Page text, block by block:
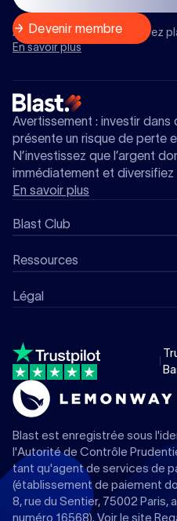
Après l’inscription, vous serez
En savoir plus
Avertissement : investir
présente un risque de perte
N’investissez que l’argent
immédiatement et
En savoir plus
Blast Club
Ressources
Légal
Blast est enregistrée sous
l'Autorité de Contrôle
tant qu'agent de services de
(établissement de paiement
8, rue du Sentier, 75002 Paris,
numéro 16568). Voir le site